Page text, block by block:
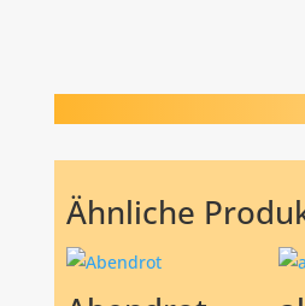
Ähnliche